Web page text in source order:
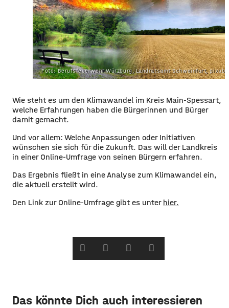
Foto: Berufsfeuerwehr Würzburg, Landratsamt Schweinfurt,
Wie steht es um den Klimawandel im Kreis Main-Spessart,
welche Erfahrungen haben die Bürgerinnen und Bürger
damit gemacht.
Und vor allem: Welche Anpassungen oder Initiativen
wünschen sie sich für die Zukunft. Das will der Landkreis
in einer Online-Umfrage von seinen Bürgern erfahren.
Das Ergebnis fließt in eine Analyse zum Klimawandel ein,
die aktuell erstellt wird.
Den Link zur Online-Umfrage gibt es unter hier.
Das könnte Dich auch interessieren